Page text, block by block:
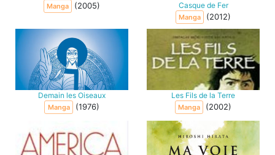
Manga (2005)
Casque de Fer
Manga (2012)
Demain les Oiseaux
Manga (1976)
Les Fils de la Terre
Manga (2002)